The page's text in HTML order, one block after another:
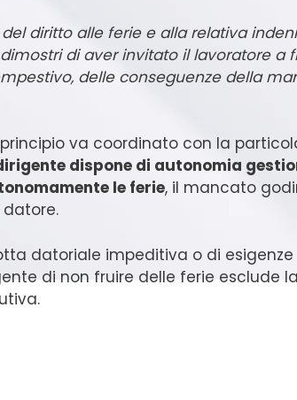
diritto alle ferie e alla relativa
di aver invitato il lavoratore a
delle conseguenze della
va coordinato con la
dispone di autonomia
le ferie, il mancato
datoriale impeditiva o di esigenze
di non fruire delle ferie esclude la